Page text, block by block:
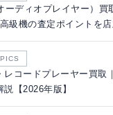
ーディオプレイヤー）買
級機の査定ポイントを店
レコードプレーヤー買取
【2026年版】